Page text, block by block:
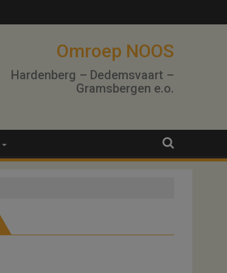
Omroep NOOS
Hardenberg – Dedemsvaart –
Gramsbergen e.o.